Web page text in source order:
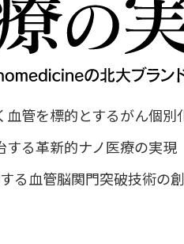
血管を標的とするがん個別
る革新的ナノ医療の実現
る血管脳関門突破技術の